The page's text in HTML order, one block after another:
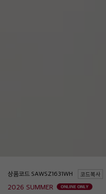
상품코드 코드복사
2026 SUMMER